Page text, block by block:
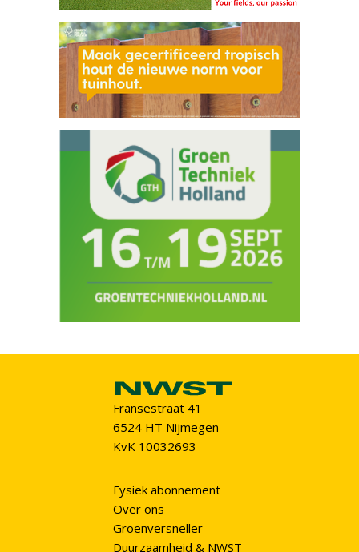
Fransestraat 41
6524 HT Nijmegen
KvK 10032693
Fysiek abonnement
Over ons
Groenversneller
Duurzaamheid & NWST